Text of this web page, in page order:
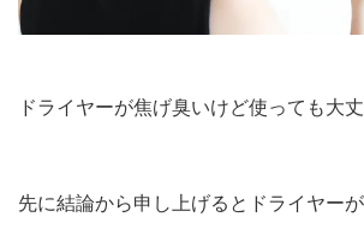
ドライヤーが焦げ臭いけど使っても大
先に結論から申し上げるとドライヤーが